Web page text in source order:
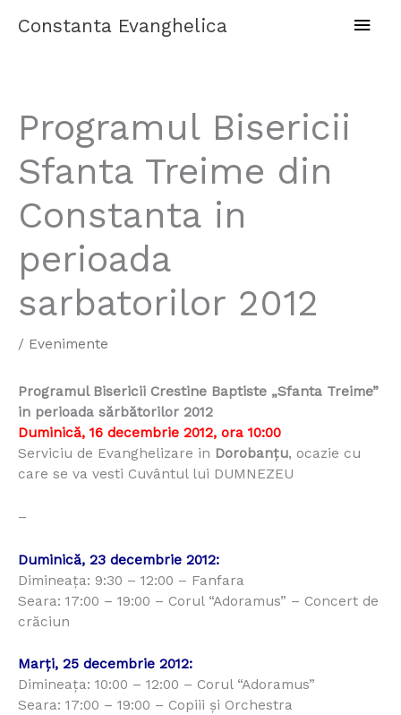
Constanta Evanghelica
Main
Programul Bisericii
Sfanta Treime din
Constanta in
perioada
sarbatorilor 2012
/ Evenimente
Programul Bisericii Crestine Baptiste „Sfanta Treime”
in perioada sărbătorilor 2012
Duminică, 16 decembrie 2012, ora 10:00
Serviciu de Evanghelizare in Dorobanţu, ocazie cu
care se va vesti Cuvântul lui DUMNEZEU
–
Duminică, 23 decembrie 2012:
Dimineaţa: 9:30 – 12:00 – Fanfara
Seara: 17:00 – 19:00 – Corul “Adoramus” – Concert de
crăciun
Marţi, 25 decembrie 2012:
Dimineaţa: 10:00 – 12:00 – Corul “Adoramus”
Seara: 17:00 – 19:00 – Copiii şi Orchestra